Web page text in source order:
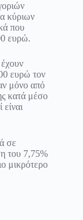
κύριων
που
ευρώ.
έχουν
ευρώ τον
μόνο από
κατά μέσο
σε
του 7,75%
μικρότερο